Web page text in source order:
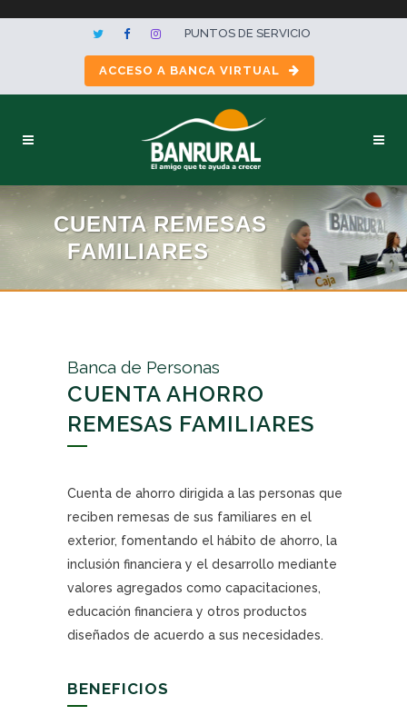
PUNTOS DE SERVICIO
ACCESO A BANCA VIRTUAL
CUENTA REMESAS
FAMILIARES
Banca de Personas
CUENTA AHORRO
REMESAS FAMILIARES
Cuenta de ahorro dirigida a las personas que
reciben remesas de sus familiares en el
exterior, fomentando el hábito de ahorro, la
inclusión financiera y el desarrollo mediante
valores agregados como capacitaciones,
educación financiera y otros productos
diseñados de acuerdo a sus necesidades.
BENEFICIOS